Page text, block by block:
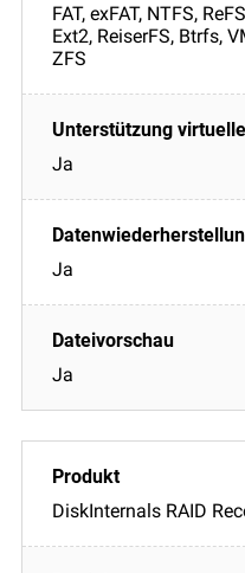
FAT, exFAT, NTFS,
Ext2, ReiserFS, Btrfs,
ZFS
Ja
Ja
Ja
DiskInternals RAID